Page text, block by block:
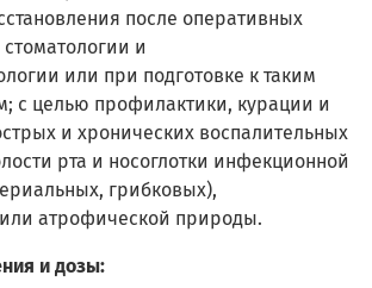
после оперативных
и
или при подготовке к таким
с целью профилактики, курации и
и хронических воспалительных
рта и носоглотки инфекционной
грибковых),
атрофической природы.
и дозы: